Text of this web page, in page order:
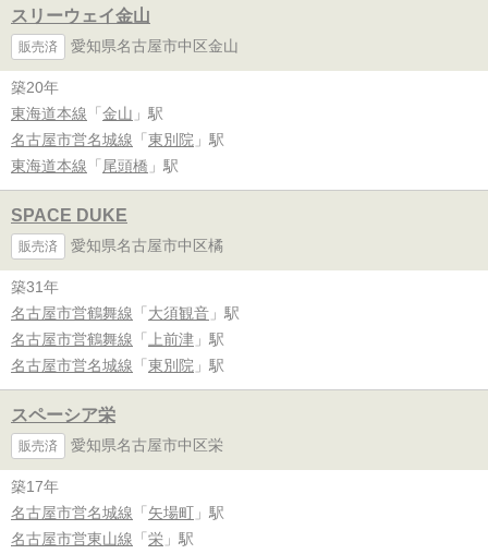
スリーウェイ金山
販売済 愛知県名古屋市中区金山
築20年
東海道本線 「 金山 」駅
名古屋市営名城線 「 東別院 」駅
東海道本線 「 尾頭橋 」駅
SPACE DUKE
販売済 愛知県名古屋市中区橘
築31年
名古屋市営鶴舞線 「 大須観音 」駅
名古屋市営鶴舞線 「 上前津 」駅
名古屋市営名城線 「 東別院 」駅
スペーシア栄
販売済 愛知県名古屋市中区栄
築17年
名古屋市営名城線 「 矢場町 」駅
名古屋市営東山線 「 栄 」駅